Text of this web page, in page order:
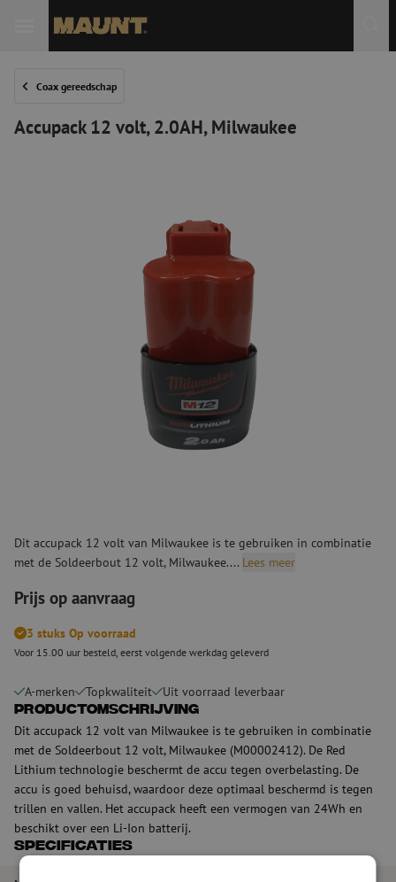
Coax gereedschap
Accupack 12 volt, 2.0AH, Milwaukee
Dit accupack 12 volt van Milwaukee is te gebruiken in combinatie
met de Soldeerbout 12 volt, Milwaukee.... Lees meer
Prijs op aanvraag
3 stuks Op voorraad
Voor 15.00 uur besteld, eerst volgende werkdag geleverd
A-merken Topkwaliteit Uit voorraad leverbaar
Productomschrijving
Dit accupack 12 volt van Milwaukee is te gebruiken in combinatie
met de Soldeerbout 12 volt, Milwaukee (M00002412). De Red
Lithium technologie beschermt de accu tegen overbelasting. De
accu is goed behuisd, waardoor deze optimaal beschermd is tegen
trillen en vallen. Het accupack heeft een vermogen van 24Wh en
beschikt over een Li-Ion batterij.
Specificaties